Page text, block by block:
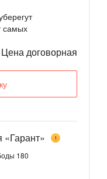
самых
Цена договорная
«Гарант» 1
180